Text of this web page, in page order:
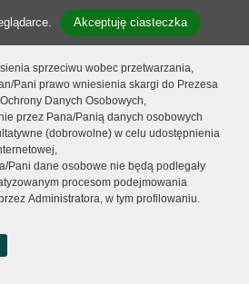
Akceptuję ciasteczka
sprzeciwu wobec przetwarzania,
Pani prawo wniesienia skargi do Prezesa
Danych Osobowych,
przez Pana/Panią danych osobowych
(dobrowolne) w celu udostępnienia
Pani dane osobowe nie będą podlegały
procesom podejmowania
Administratora, w tym profilowaniu.